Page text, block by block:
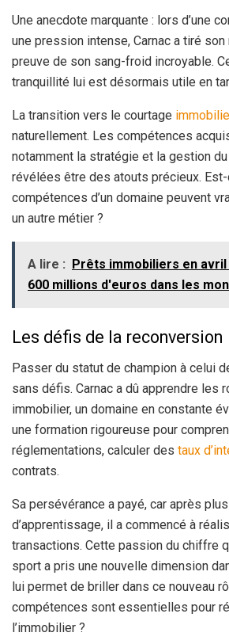
Une anecdote marquante : lors d’une
une pression intense, Carnac a tiré
preuve de son sang-froid incroyable.
tranquillité lui est désormais utile en
La transition vers le courtage
naturellement. Les compétences
notamment la stratégie et la gestion
révélées être des atouts précieux.
compétences d’un domaine peuvent
un autre métier ?
A lire :
Prêts immobiliers en avril
600 millions d'euros dans les
Les défis de la reconversion
Passer du statut de champion à celui
sans défis. Carnac a dû apprendre les
immobilier, un domaine en constante
une formation rigoureuse pour
réglementations, calculer des taux
contrats.
Sa persévérance a payé, car après
d’apprentissage, il a commencé à
transactions. Cette passion du chiffre
sport a pris une nouvelle dimension
lui permet de briller dans ce nouveau
compétences sont essentielles pour
l’immobilier ?